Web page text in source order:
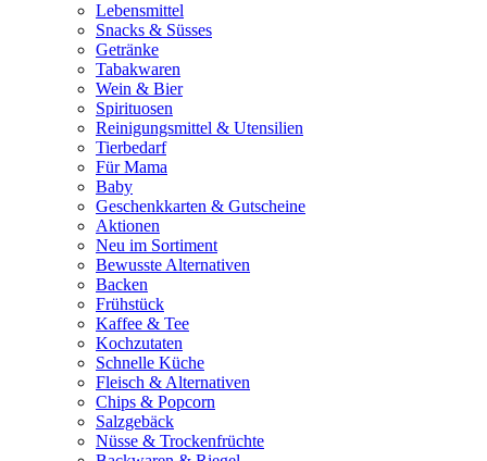
Lebensmittel
Snacks & Süsses
Getränke
Tabakwaren
Wein & Bier
Spirituosen
Reinigungsmittel & Utensilien
Tierbedarf
Für Mama
Baby
Geschenkkarten & Gutscheine
Aktionen
Neu im Sortiment
Bewusste Alternativen
Backen
Frühstück
Kaffee & Tee
Kochzutaten
Schnelle Küche
Fleisch & Alternativen
Chips & Popcorn
Salzgebäck
Nüsse & Trockenfrüchte